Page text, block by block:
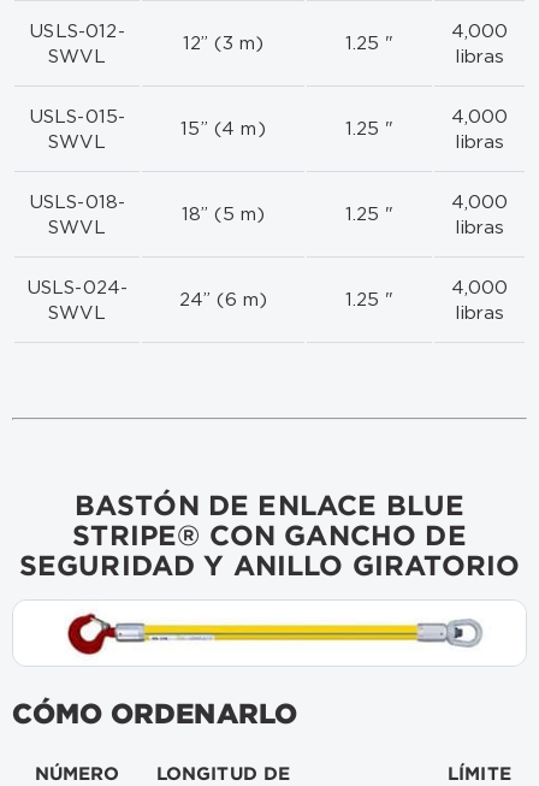
USLS-012-
SWVL
12” (3 m) 1.25 "
4,000
libras
USLS-015-
SWVL
15” (4 m) 1.25 "
4,000
libras
USLS-018-
SWVL
18” (5 m) 1.25 "
4,000
libras
USLS-024-
SWVL
24” (6 m) 1.25 "
4,000
libras
BASTÓN DE ENLACE BLUE
STRIPE® CON GANCHO DE
SEGURIDAD Y ANILLO GIRATORIO
CÓMO ORDENARLO
NÚMERO
LONGITUD DE
LÍMITE